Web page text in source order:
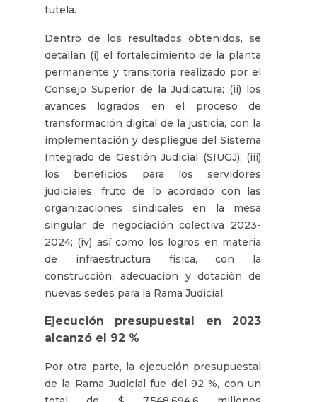
tutela.
Dentro de los resultados obtenidos, se
detallan (i) el fortalecimiento de la planta
permanente y transitoria realizado por el
Consejo Superior de la Judicatura; (ii) los
avances logrados en el proceso de
transformación digital de la justicia, con la
implementación y despliegue del Sistema
Integrado de Gestión Judicial (SIUGJ); (iii)
los beneficios para los servidores
judiciales, fruto de lo acordado con las
organizaciones sindicales en la mesa
singular de negociación colectiva 2023-
2024; (iv) así como los logros en materia
de infraestructura física, con la
construcción, adecuación y dotación de
nuevas sedes para la Rama Judicial.
Ejecución presupuestal en 2023
alcanzó el 92 %
Por otra parte, la ejecución presupuestal
de la Rama Judicial fue del 92 %, con un